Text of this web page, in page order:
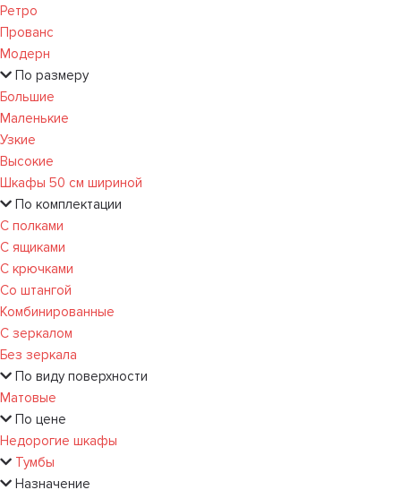
Ретро
Прованс
Модерн
По размеру
Большие
Маленькие
Узкие
Высокие
Шкафы 50 см шириной
По комплектации
С полками
С ящиками
С крючками
Со штангой
Комбинированные
С зеркалом
Без зеркала
По виду поверхности
Матовые
По цене
Недорогие шкафы
Тумбы
Назначение